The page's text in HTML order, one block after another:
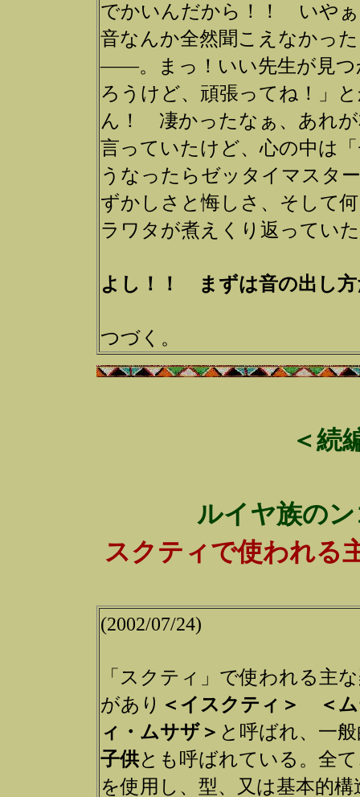
でかいんだから！！ いや
音なんか全然聞こえなかっ
――。まっ！いい先生が見
ろうけど、頑張ってね！」
ん！ 凄かったなぁ、あれ
言っていたけど、心の中は
うなったらゼッタイマスタ
ずかしさと悔しさ、そして
ラワタが煮えくり返ってい
よし！！ まずは音の出し
つづく。
＜
ルイヤ族の
スクティで使われる
(2002/07/24)
「スクティ」で使われる主
があり ＜イスクティ＞ ＜
ィ・ムサザ＞ と呼ばれ、一
子供とも呼ばれている。全
を使用し、型、又は基本的